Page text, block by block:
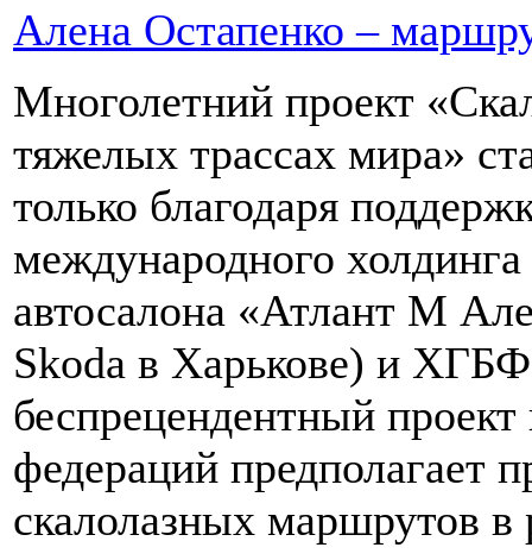
Алена Остапенко –
Многолетний проект
тяжелых трассах мира»
только благодаря
международного
автосалона «Атлант М
Skoda в Харькове) и
беспрецендентный
федераций предполагает
скалолазных маршрутов